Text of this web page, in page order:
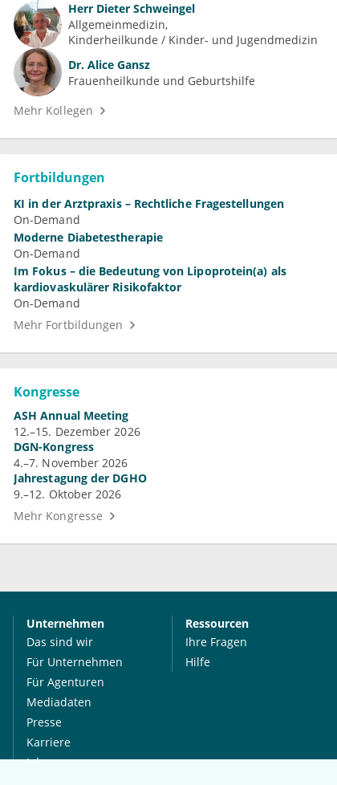
Herr Dieter Schweingel
Allgemeinmedizin
Kinderheilkunde / Kinder- und Jugendmedizin
Dr. Alice Gansz
Frauenheilkunde und Geburtshilfe
Mehr Kollegen
Fortbildungen
KI in der Arztpraxis – Rechtliche Fragestellungen
On-Demand
Moderne Diabetestherapie
On-Demand
Im Fokus – die Bedeutung von Lipoprotein(a) als
kardiovaskulärer Risikofaktor
On-Demand
Mehr Fortbildungen
Kongresse
ASH Annual Meeting
12.–15. Dezember 2026
DGN-Kongress
4.–7. November 2026
Jahrestagung der DGHO
9.–12. Oktober 2026
Mehr Kongresse
Unternehmen
Das sind wir
Für Unternehmen
Für Agenturen
Mediadaten
Presse
Karriere
Jobs
Ressourcen
Ihre Fragen
Hilfe